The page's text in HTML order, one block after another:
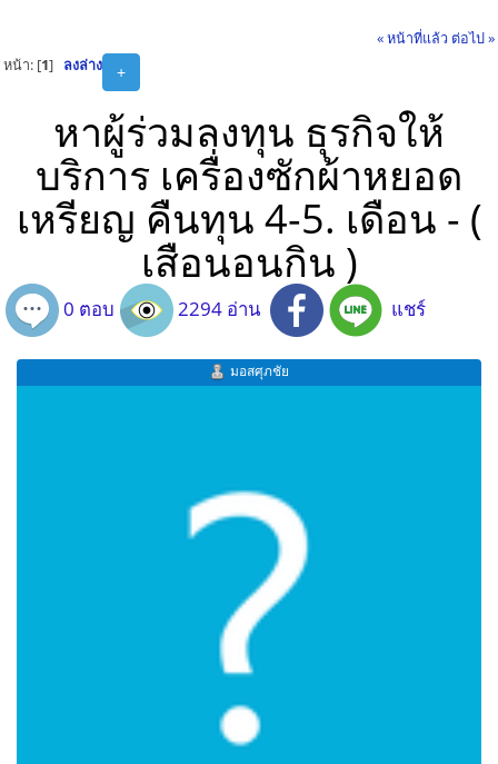
« หน้าที่แล้ว ต่อไป »
+
หน้า: [1] ลงล่าง
หาผู้ร่วมลงทุน ธุรกิจให้
บริการ เครื่องซักผ้าหยอด
เหรียญ คืนทุน 4-5. เดือน - (
เสือนอนกิน )
0 ตอบ 2294 อ่าน แชร์
มอสศุภชัย